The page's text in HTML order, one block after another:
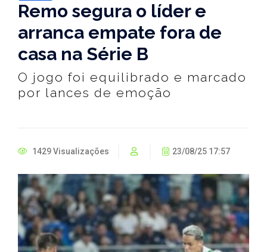
Remo segura o líder e
arranca empate fora de
casa na Série B
O jogo foi equilibrado e marcado
por lances de emoção
1429 Visualizações 23/08/25 17:57